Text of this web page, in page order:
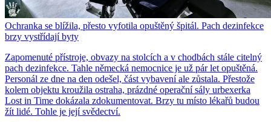
Ochranka se blížila, přesto vyfotila opuštěný špitál. Pach dezinfekce
brzy vystřídají byty
Zapomenuté přístroje, obvazy na stolcích a v chodbách stále citelný
pach dezinfekce. Tahle německá nemocnice je už pár let opuštěná.
Personál ze dne na den odešel, část vybavení ale zůstala. Přestože
kolem objektu kroužila ostraha, prázdné operační sály urbexerka
Lost in Time dokázala zdokumentovat. Brzy tu místo lékařů budou
žít lidé. Tohle je její svědectví.